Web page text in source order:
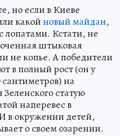
но если в Киеве
какойновый майдан,
лопатами. Кстати, не
штыковая
не копье. А победители
в полный рост (он у
на
Зеленского статую
наперевес в
в окружении детей,
о своем озарении.